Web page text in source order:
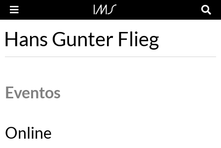
Hans Gunter Flieg
Eventos
Online